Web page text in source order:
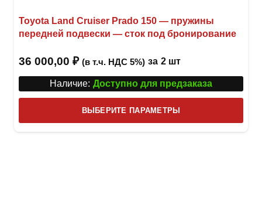
Toyota Land Cruiser Prado 150 — пружины
передней подвески — сток под бронирование
36 000,00 ₽ (в т.ч. НДС 5%) за 2 шт
Наличие: Доступно для предзаказа
ВЫБЕРИТЕ ПАРАМЕТРЫ
товар